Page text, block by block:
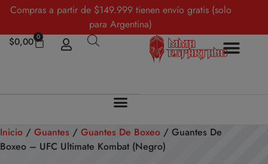
Compras a partir de $149.999 tienen envío gratis (solo
para Argentina)
$0,00 0
Inicio / Guantes / Guantes De Boxeo / Guantes De
Boxeo – UFC Ultimate Kombat (Negro)